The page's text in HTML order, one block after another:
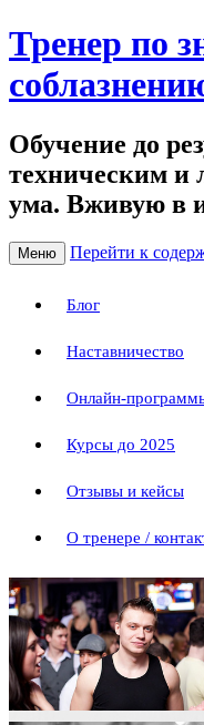
Тренер по
Обучение до
техническим и
ума. Вживую в
Меню Перейти к
Блог
Наставничество
Онлайн-
Курсы до 2025
Отзывы и кейсы
О тренере /